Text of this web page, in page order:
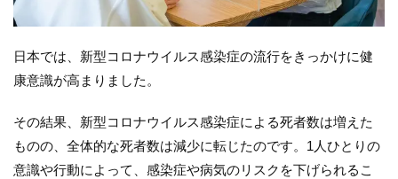
日本では、新型コロナウイルス感染症の流行をきっかけに健
康意識が高まりました。
その結果、新型コロナウイルス感染症による死者数は増えた
ものの、全体的な死者数は減少に転じたのです。1人ひとりの
意識や行動によって、感染症や病気のリスクを下げられるこ